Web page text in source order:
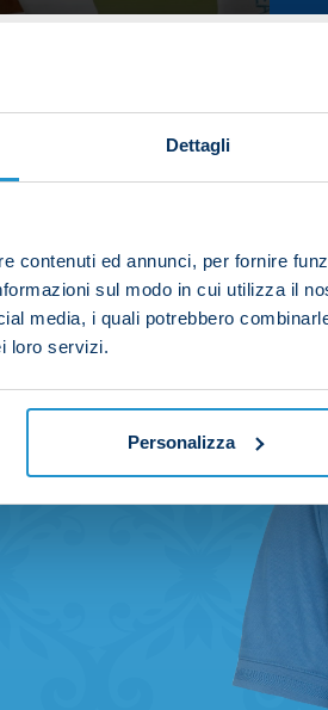
Dettagli
contenuti ed annunci, per fornire
sul modo in cui utilizza il
media, i quali potrebbero
loro servizi.
Personalizza